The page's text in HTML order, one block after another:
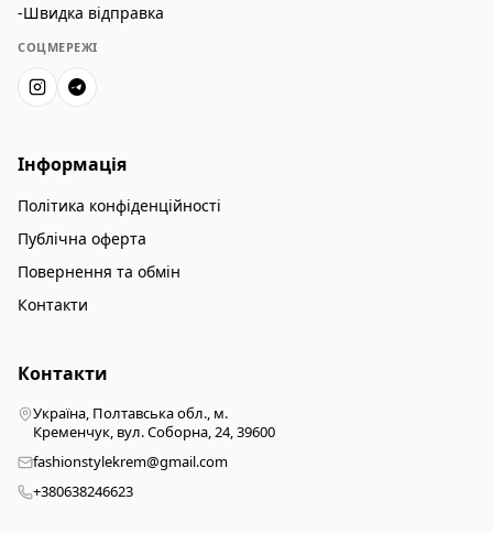
-Швидка відправка
СОЦМЕРЕЖІ
Інформація
Політика конфіденційності
Публічна оферта
Повернення та обмін
Контакти
Контакти
Україна, Полтавська обл., м.
Кременчук, вул. Соборна, 24, 39600
fashionstylekrem@gmail.com
+380638246623